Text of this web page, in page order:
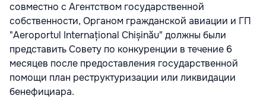
совместно с Агентством государственной
собственности, Органом гражданской авиации и ГП
"Aeroportul Internațional Chișinău" должны были
представить Совету по конкуренции в течение 6
месяцев после предоставления государственной
помощи план реструктуризации или ликвидации
бенефициара.